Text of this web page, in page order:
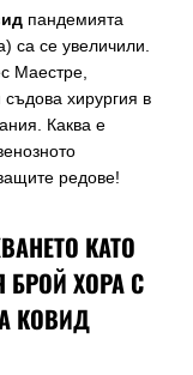
пандемията
са се увеличили.
Маестре,
хирургия в
Каква е
редове!
КАТО
ХОРА С
КОВИД